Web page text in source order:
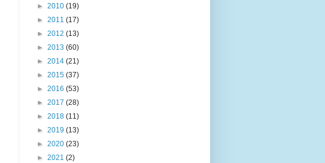
► 2010 (19)
► 2011 (17)
► 2012 (13)
► 2013 (60)
► 2014 (21)
► 2015 (37)
► 2016 (53)
► 2017 (28)
► 2018 (11)
► 2019 (13)
► 2020 (23)
► 2021 (2)